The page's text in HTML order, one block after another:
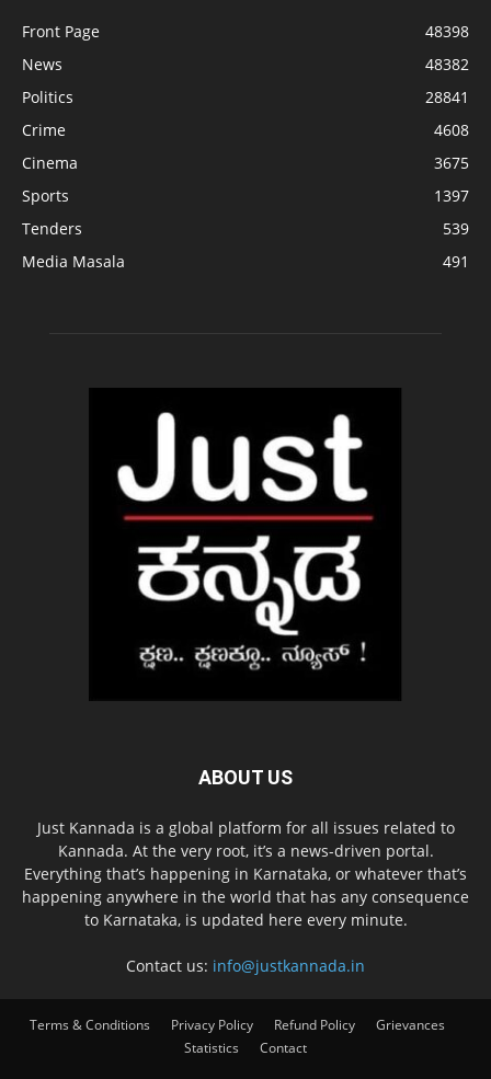
Front Page
48398
News
48382
Politics
28841
Crime
4608
Cinema
3675
Sports
1397
Tenders
539
Media Masala
491
ABOUT US
Just Kannada is a global platform for all issues related to
Kannada. At the very root, it’s a news-driven portal.
Everything that’s happening in Karnataka, or whatever that’s
happening anywhere in the world that has any consequence
to Karnataka, is updated here every minute.
Contact us: info@justkannada.in
Terms & Conditions Privacy Policy Refund Policy
Grievances
Statistics
Contact